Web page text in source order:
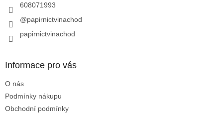
608071993
@papirnictvinachod
papirnictvinachod
Informace pro vás
O nás
Podmínky nákupu
Obchodní podmínky